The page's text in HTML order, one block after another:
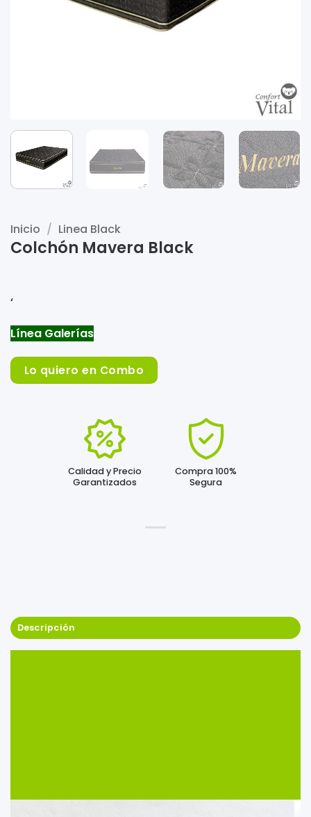
Inicio / Linea Black
Colchón Mavera Black
‘
Línea Galerías
Lo quiero en Combo
Calidad y Precio
Garantizados
Compra 100%
Segura
Descripción